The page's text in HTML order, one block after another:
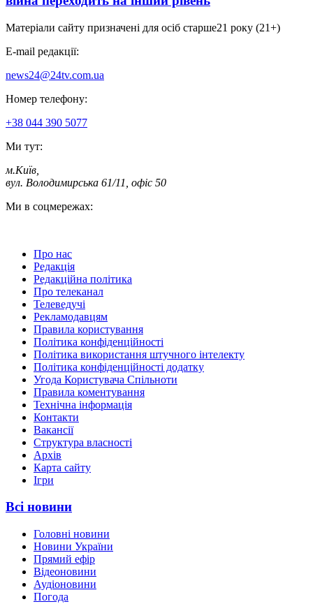
Матеріали сайту призначені для осіб старше21 року (21+)
E-mail редакції:
news24@24tv.com.ua
Номер телефону:
+38 044 390 5077
Ми тут:
м.Київ
вул. Володимирська 61/11, офіс 50
Ми в соцмережах:
Про нас
Редакція
Редакційна політика
Про телеканал
Телеведучі
Рекламодавцям
Правила користування
Політика конфіденційності
Політика використання штучного інтелекту
Політика конфіденційності додатку
Угода Користувача Спільноти
Правила коментування
Технічна інформація
Контакти
Вакансії
Структура власності
Архів
Карта сайту
Ігри
Всі новини
Головні новини
Новини України
Прямий ефір
Відеоновини
Аудіоновини
Погода